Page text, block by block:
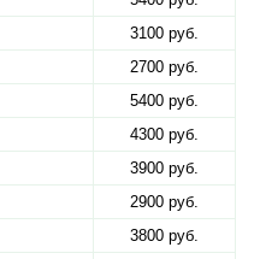
3100 руб.
2700 руб.
5400 руб.
4300 руб.
3900 руб.
2900 руб.
3800 руб.